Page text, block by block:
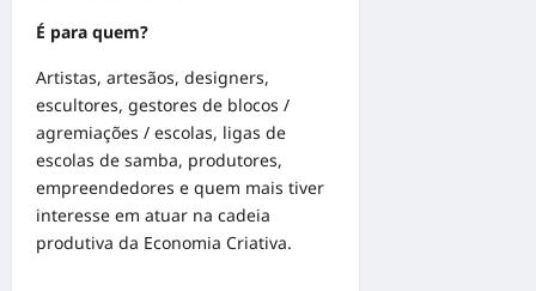
É para quem?
Artistas, artesãos, designers,
escultores, gestores de blocos /
agremiações / escolas, ligas de
escolas de samba, produtores,
empreendedores e quem mais tiver
interesse em atuar na cadeia
produtiva da Economia Criativa.